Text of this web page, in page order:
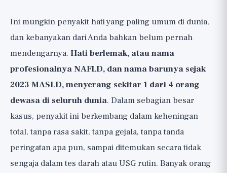
Mengapa Ini Penting? Bukan Hanya
Masalah Hati
Jujur: Resistensi Insulin dan Gula
Terbesar dari Semuanya
🟢 Potong Gula, Fruktosa, dan Makanan Ultra-
Olahan
Ini mungkin penyakit hati yang paling umum di dunia,
dan kebanyakan dari Anda bahkan belum pernah
mendengarnya. Hati berlemak, atau nama
profesionalnya NAFLD, dan nama barunya sejak
2023 MASLD, menyerang sekitar 1 dari 4 orang
dewasa di seluruh dunia. Dalam sebagian besar
kasus, penyakit ini berkembang dalam keheningan
total, tanpa rasa sakit, tanpa gejala, tanpa tanda
peringatan apa pun, sampai ditemukan secara tidak
sengaja dalam tes darah atau USG rutin. Banyak orang